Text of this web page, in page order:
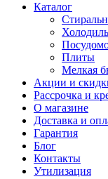
Каталог
Плиты
Мелкая
Акции и
Рассрочка и
О магазине
Доставка и
Гарантия
Блог
Контакты
Утилизация